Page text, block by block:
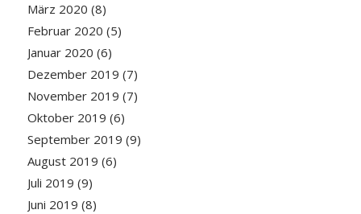
März 2020 (8)
Februar 2020 (5)
Januar 2020 (6)
Dezember 2019 (7)
November 2019 (7)
Oktober 2019 (6)
September 2019 (9)
August 2019 (6)
Juli 2019 (9)
Juni 2019 (8)